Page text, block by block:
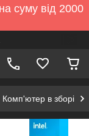
суму від 2000
Комп'ютер в зборі